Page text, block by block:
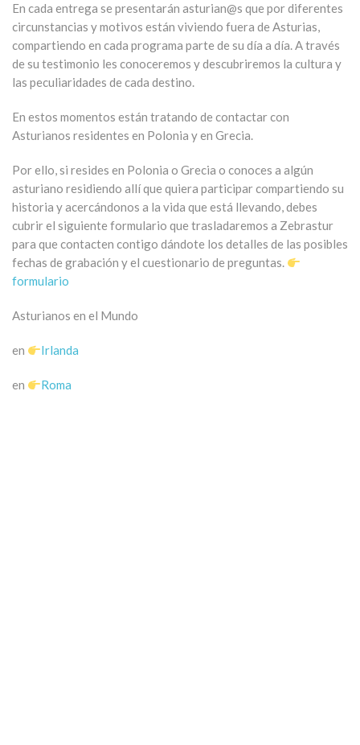
En cada entrega se presentarán asturian@s que por diferentes
circunstancias y motivos están viviendo fuera de Asturias,
compartiendo en cada programa parte de su día a día. A través
de su testimonio les conoceremos y descubriremos la cultura y
las peculiaridades de cada destino.
En estos momentos están tratando de contactar con
Asturianos residentes en Polonia y en Grecia.
Por ello, si resides en Polonia o Grecia o conoces a algún
asturiano residiendo allí que quiera participar compartiendo su
historia y acercándonos a la vida que está llevando, debes
cubrir el siguiente formulario que trasladaremos a Zebrastur
para que contacten contigo dándote los detalles de las posibles
fechas de grabación y el cuestionario de preguntas.
formulario
Asturianos en el Mundo
en Irlanda
en Roma